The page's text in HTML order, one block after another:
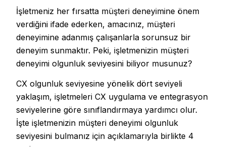
İşletmeniz her fırsatta müşteri deneyimine önem
verdiğini ifade ederken, amacınız, müşteri
deneyimine adanmış çalışanlarla sorunsuz bir
deneyim sunmaktır. Peki, işletmenizin müşteri
deneyimi olgunluk seviyesini biliyor musunuz?
CX olgunluk seviyesine yönelik dört seviyeli
yaklaşım, işletmeleri CX uygulama ve entegrasyon
seviyelerine göre sınıflandırmaya yardımcı olur.
İşte işletmenizin müşteri deneyimi olgunluk
seviyesini bulmanız için açıklamarıyla birlikte 4